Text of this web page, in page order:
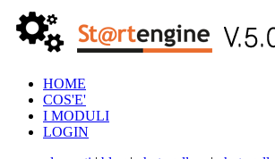
HOME
COS'E'
I MODULI
LOGIN